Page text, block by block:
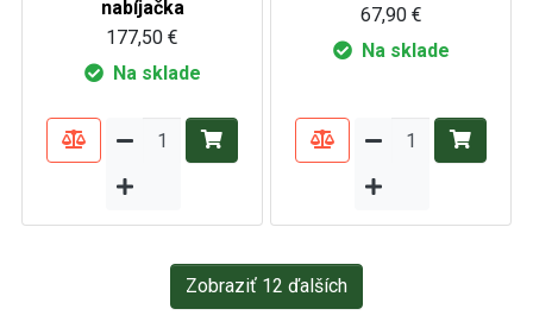
nabíjačka
177,50 €
Na sklade
67,90 €
Na sklade
Zobraziť 12 ďalších